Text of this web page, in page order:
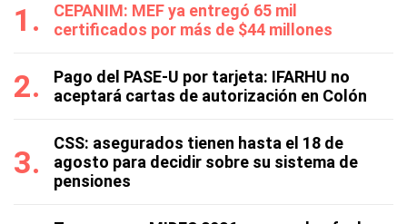
CEPANIM: MEF ya entregó 65 mil
certificados por más de $44 millones
Pago del PASE-U por tarjeta: IFARHU no
aceptará cartas de autorización en Colón
CSS: asegurados tienen hasta el 18 de
agosto para decidir sobre su sistema de
pensiones